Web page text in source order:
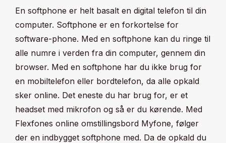
En softphone er helt basalt en digital telefon til din
computer. Softphone er en forkortelse for
software-phone. Med en softphone kan du ringe til
alle numre i verden fra din computer, gennem din
browser. Med en softphone har du ikke brug for
en mobiltelefon eller bordtelefon, da alle opkald
sker online. Det eneste du har brug for, er et
headset med mikrofon og så er du kørende. Med
Flexfones online omstillingsbord Myfone, følger
der en indbygget softphone med. Da de opkald du